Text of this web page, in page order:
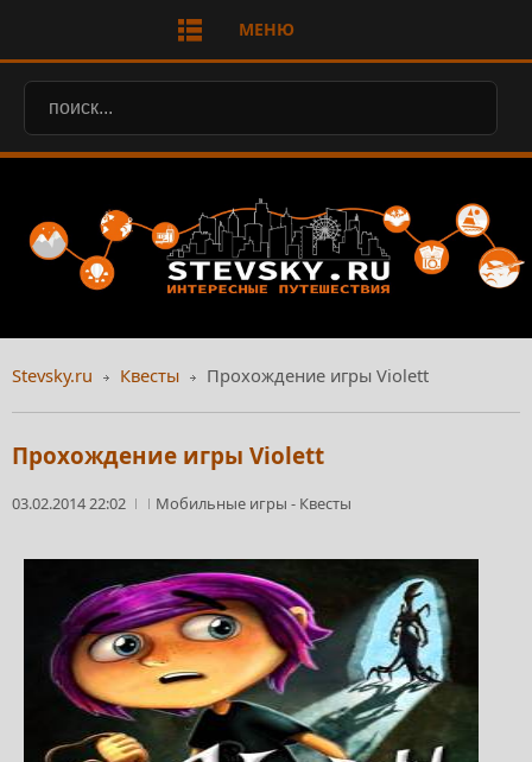
МЕНЮ
Stevsky.ru Квесты Прохождение игры Violett
Прохождение игры Violett
03.02.2014 22:02 Мобильные игры - Квесты